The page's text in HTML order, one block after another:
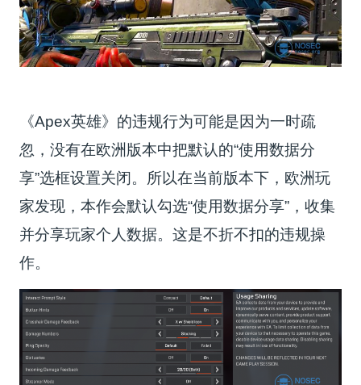
《Apex英雄》的违规行为可能是因为一时疏
忽，没有在欧洲版本中把默认的“使用数据分
享”选框设置关闭。所以在当前版本下，欧洲玩
家发现，本作会默认勾选“使用数据分享”，收集
并分享玩家个人数据。这是不折不扣的违规操
作。